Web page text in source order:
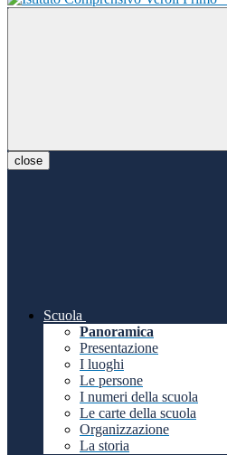
close
Scuola
Panoramica
Presentazione
I luoghi
Le persone
I numeri della scuola
Le carte della scuola
Organizzazione
La storia